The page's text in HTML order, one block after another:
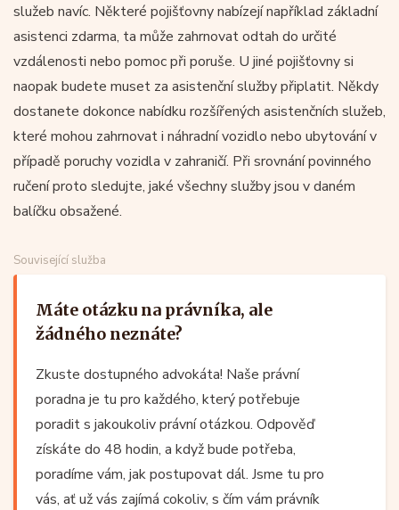
služeb navíc. Některé pojišťovny nabízejí například základní
asistenci zdarma, ta může zahrnovat odtah do určité
vzdálenosti nebo pomoc při poruše. U jiné pojišťovny si
naopak budete muset za asistenční služby připlatit. Někdy
dostanete dokonce nabídku rozšířených asistenčních služeb,
které mohou zahrnovat i náhradní vozidlo nebo ubytování v
případě poruchy vozidla v zahraničí. Při srovnání povinného
ručení proto sledujte, jaké všechny služby jsou v daném
balíčku obsažené.
Související služba
Máte otázku na právníka, ale
žádného neznáte?
Zkuste dostupného advokáta! Naše právní
poradna je tu pro každého, který potřebuje
poradit s jakoukoliv právní otázkou. Odpověď
získáte do 48 hodin, a když bude potřeba,
poradíme vám, jak postupovat dál. Jsme tu pro
vás, ať už vás zajímá cokoliv, s čím vám právník